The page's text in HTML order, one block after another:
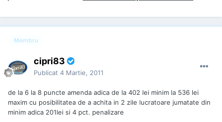
Membru
cipri83
Publicat 4 Martie, 2011
de la 6 la 8 puncte amenda adica de la 402 lei minim la 536 lei
maxim cu posibilitatea de a achita in 2 zile lucratoare jumatate din
minim adica 201lei si 4 pct. penalizare